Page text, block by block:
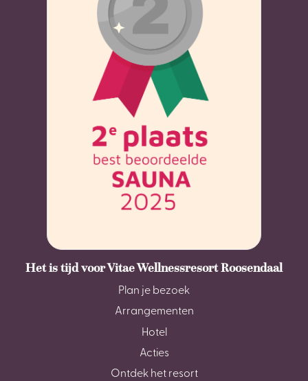
Het is tijd voor Vitae Wellnessresort Roosendaal
Plan je bezoek
Arrangementen
Hotel
Acties
Ontdek het resort